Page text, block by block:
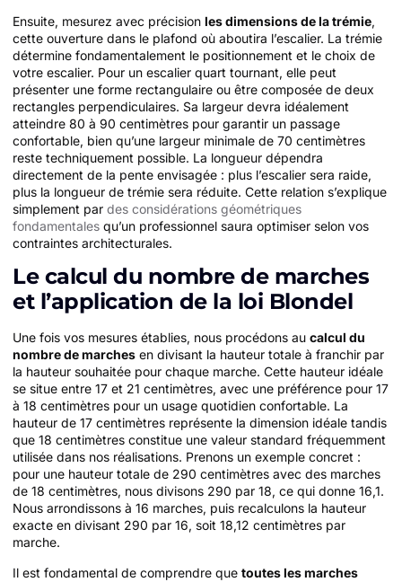
Ensuite, mesurez avec précision les dimensions de la trémie,
cette ouverture dans le plafond où aboutira l’escalier. La trémie
détermine fondamentalement le positionnement et le choix de
votre escalier. Pour un escalier quart tournant, elle peut
présenter une forme rectangulaire ou être composée de deux
rectangles perpendiculaires. Sa largeur devra idéalement
atteindre 80 à 90 centimètres pour garantir un passage
confortable, bien qu’une largeur minimale de 70 centimètres
reste techniquement possible. La longueur dépendra
directement de la pente envisagée : plus l’escalier sera raide,
plus la longueur de trémie sera réduite. Cette relation s’explique
simplement par des considérations géométriques
fondamentales qu’un professionnel saura optimiser selon vos
contraintes architecturales.
Le calcul du nombre de marches
et l’application de la loi Blondel
Une fois vos mesures établies, nous procédons au calcul du
nombre de marches en divisant la hauteur totale à franchir par
la hauteur souhaitée pour chaque marche. Cette hauteur idéale
se situe entre 17 et 21 centimètres, avec une préférence pour 17
à 18 centimètres pour un usage quotidien confortable. La
hauteur de 17 centimètres représente la dimension idéale tandis
que 18 centimètres constitue une valeur standard fréquemment
utilisée dans nos réalisations. Prenons un exemple concret :
pour une hauteur totale de 290 centimètres avec des marches
de 18 centimètres, nous divisons 290 par 18, ce qui donne 16,1.
Nous arrondissons à 16 marches, puis recalculons la hauteur
exacte en divisant 290 par 16, soit 18,12 centimètres par
marche.
Il est fondamental de comprendre que toutes les marches